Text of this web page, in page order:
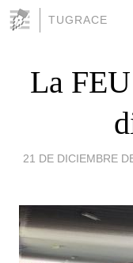
TUGRACE
La
21 DE DICIEMBRE